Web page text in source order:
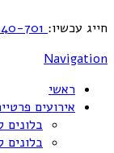
חייג עכשיו:
Navigation
ראשי
אירועים
בלונים
בלונים